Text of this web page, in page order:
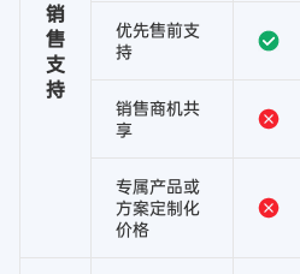
销
售
支
持
优先售前支
持
销售商机共
享
专属产品或
方案定制化
价格